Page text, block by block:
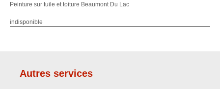
Peinture sur tuile et toiture Beaumont Du Lac
indisponible
Autres services